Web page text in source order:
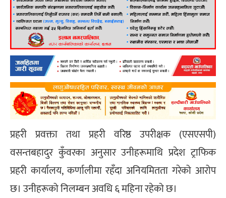
प्रहरी प्रवक्ता तथा प्रहरी वरिष्ठ उपरीक्षक (एसएसपी)
वसन्तबहादुर कुँवरका अनुसार उनीहरूमाथि प्रदेश ट्राफिक
प्रहरी कार्यालय, कर्णालीमा रहँदा अनियमितता गरेको आरोप
छ। उनीहरूको निलम्बन अवधि ६ महिना रहेको छ।